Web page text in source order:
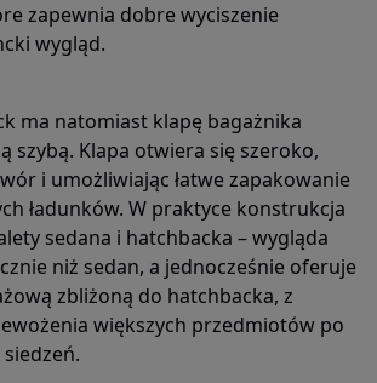
zapewnia dobre wyciszenie
wygląd.
ma natomiast klapę bagażnika
szybą. Klapa otwiera się szeroko,
i umożliwiając łatwe zapakowanie
ładunków. W praktyce konstrukcja
sedana i hatchbacka – wygląda
niż sedan, a jednocześnie oferuje
zbliżoną do hatchbacka, z
większych przedmiotów po